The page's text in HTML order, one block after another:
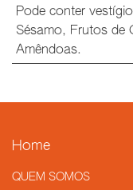
Pode conter
Sésamo, Frutos de
Amêndoas.
Home
QUEM SOMOS